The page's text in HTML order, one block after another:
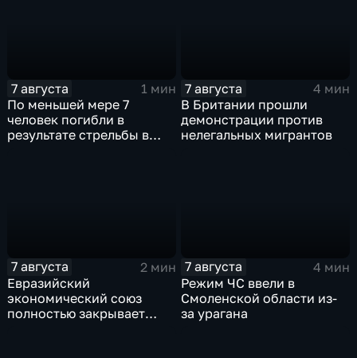
7 августа
1 мин
По меньшей мере 7
человек погибли в
результате стрельбы в
7 августа
4 мин
В Британии прошли
демонстрации против
нелегальных мигрантов
7 августа
2 мин
Евразийский
экономический союз
полностью закрывает
7 августа
4 мин
Режим ЧС ввели в
Смоленской области из-
за урагана